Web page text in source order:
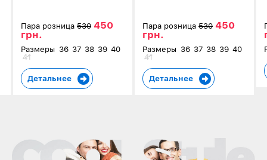
Пара розница 530 450
грн.
Размеры 36 37 38 39 40
41
Детальнее
Пара розница 530 450
грн.
Размеры 36 37 38 39 40
41
Детальнее